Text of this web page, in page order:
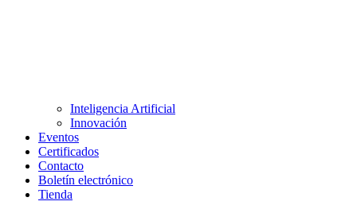
Inteligencia Artificial
Innovación
Eventos
Certificados
Contacto
Boletín electrónico
Tienda